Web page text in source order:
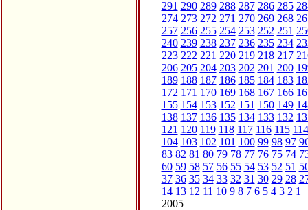
291 290 289 288 287 286 285
274 273 272 271 270 269 268
257 256 255 254 253 252 251
240 239 238 237 236 235 234
223 222 221 220 219 218 217
206 205 204 203 202 201 200
189 188 187 186 185 184 183
172 171 170 169 168 167 166
155 154 153 152 151 150 149
138 137 136 135 134 133 132
121 120 119 118 117 116 115 114
104 103 102 101 100 99 98 97
83 82 81 80 79 78 77 76 75 74
60 59 58 57 56 55 54 53 52 51
37 36 35 34 33 32 31 30 29 28
14 13 12 11 10 9 8 7 6 5 4 3 2 1
2005